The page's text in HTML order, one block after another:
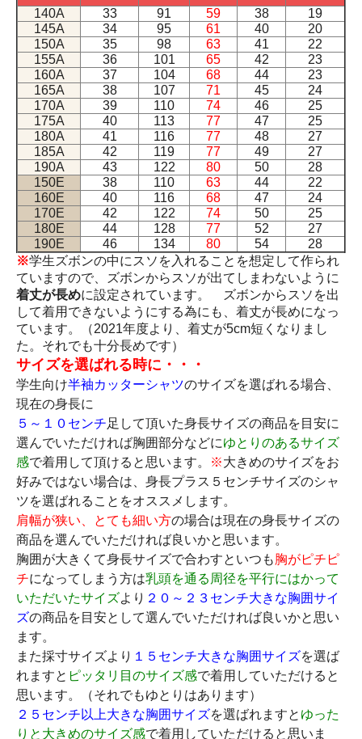
140A 33 91 59 38
19
145A
34 95 61 40
20
150A
35 98 63 41
22
155A
36 101 65 42
23
160A
37 104 68 44
23
165A
38 107 71 45
24
170A
39 110 74 46
25
175A
40 113 77 47
25
180A
41 116 77 48
27
185A
42 119 77 49
27
190A
43 122 80 50
28
150E
38 110 63 44
22
160E
40 116 68 47
24
170E
42 122 74 50
25
180E
44 128 77 52
27
190E
46 134 80 54
28
※学生ズボンの中にスソを入れることを想定して作られ
ていますので、ズボンからスソが出てしまわないように
着丈が長めに設定されています。 ズボンからスソを出
して着用できないようにする為にも、着丈が長めになっ
ています。（2021年度より、着丈が5cm短くなりまし
た。それでも十分長めです）
サイズを選ばれる時に・・・
学生向け半袖カッターシャツのサイズを選ばれる場合、
現在の身長に
５～１０センチ足して頂いた身長サイズの商品を目安に
選んでいただければ胸囲部分などにゆとりのあるサイズ
感で着用して頂けると思います。 ※大きめのサイズをお
好みではない場合は、身長プラス５センチサイズのシャ
ツを選ばれることをオススメします。
肩幅が狭い、とても細い方の場合は現在の身長サイズの
商品を選んでいただければ良いかと思います。
胸囲が大きくて身長サイズで合わすといつも胸がピチピ
チになってしまう方は乳頭を通る周径を平行にはかって
いただいたサイズより ２０～２３センチ大きな胸囲サイ
ズの商品を目安として選んでいただければ良いかと思い
ます。
また採寸サイズより １５センチ大きな胸囲サイズを選ば
れますと ピッタリ目のサイズ感で着用していただけると
思います。（それでもゆとりはあります）
２５センチ以上大きな胸囲サイズを選ばれますと ゆった
りと大きめのサイズ感で着用していただけると思いま